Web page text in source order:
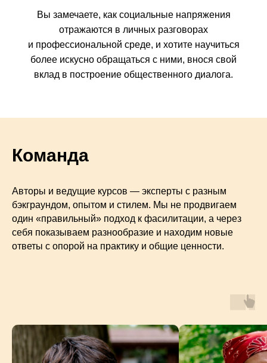
Вы замечаете, как социальные напряжения
отражаются в личных разговорах
и профессиональной среде, и хотите научиться
более искусно обращаться с ними, внося свой
вклад в построение общественного диалога.
Команда
Авторы и ведущие курсов — эксперты с разным
бэкграундом, опытом и стилем. Мы не продвигаем
один «правильный» подход к фасилитации, а через
себя показываем разнообразие и находим новые
ответы с опорой на практику и общие ценности.